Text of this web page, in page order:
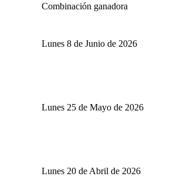
Combinación ganadora
Lunes 8 de Junio de 2026
Lunes 25 de Mayo de 2026
Lunes 20 de Abril de 2026